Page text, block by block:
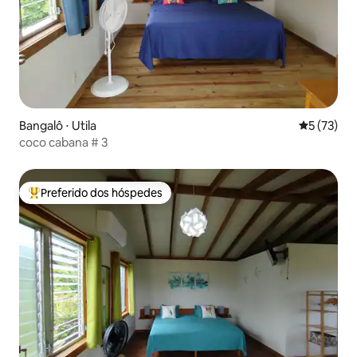
Bangalô ⋅ Utila 5 de uma
5 (73)
coco cabana # 3
Entre os melhores preferidos dos hóspedes
Preferido dos hóspedes